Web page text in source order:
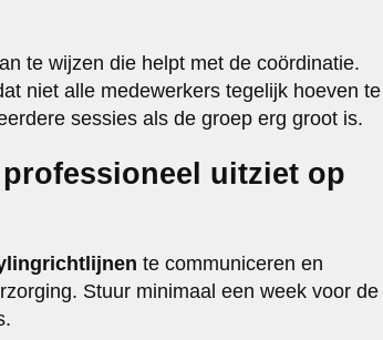
te wijzen die helpt met de coördinatie.
niet alle medewerkers tegelijk hoeven te
sessies als de groep erg groot is.
uitziet op
te communiceren en
Stuur minimaal een week voor de